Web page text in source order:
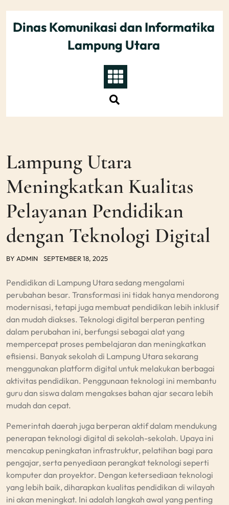
contentDinas Komunikasi dan Informatika
Lampung Utara
Lampung Utara
Meningkatkan Kualitas
Pelayanan Pendidikan
dengan Teknologi Digital
BY ADMIN SEPTEMBER 18, 2025
Pendidikan di Lampung Utara sedang mengalami
perubahan besar. Transformasi ini tidak hanya mendorong
modernisasi, tetapi juga membuat pendidikan lebih inklusif
dan mudah diakses. Teknologi digital berperan penting
dalam perubahan ini, berfungsi sebagai alat yang
mempercepat proses pembelajaran dan meningkatkan
efisiensi. Banyak sekolah di Lampung Utara sekarang
menggunakan platform digital untuk melakukan berbagai
aktivitas pendidikan. Penggunaan teknologi ini membantu
guru dan siswa dalam mengakses bahan ajar secara lebih
mudah dan cepat.
Pemerintah daerah juga berperan aktif dalam mendukung
penerapan teknologi digital di sekolah-sekolah. Upaya ini
mencakup peningkatan infrastruktur, pelatihan bagi para
pengajar, serta penyediaan perangkat teknologi seperti
komputer dan proyektor. Dengan ketersediaan teknologi
yang lebih baik, diharapkan kualitas pendidikan di wilayah
ini akan meningkat. Ini adalah langkah awal yang penting